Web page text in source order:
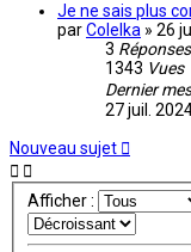
Je ne sais plus
parColelka » 26
3 Réponses
1343 Vues
Dernier
27 juil.
Nouveau sujet
Afficher :